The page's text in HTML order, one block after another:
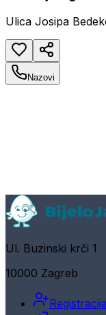
Ulica Josipa
Nazovi
Ul. Buzinski krči 1
10000 Zagreb
Registracija